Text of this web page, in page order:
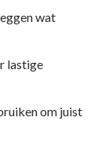
wat
lastige
om juist